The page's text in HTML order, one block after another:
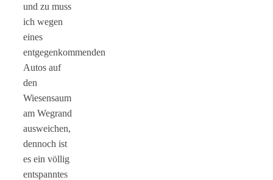
und zu muss
ich wegen
eines
entgegenkommenden
Autos auf
den
Wiesensaum
am Wegrand
ausweichen,
dennoch ist
es ein völlig
entspanntes